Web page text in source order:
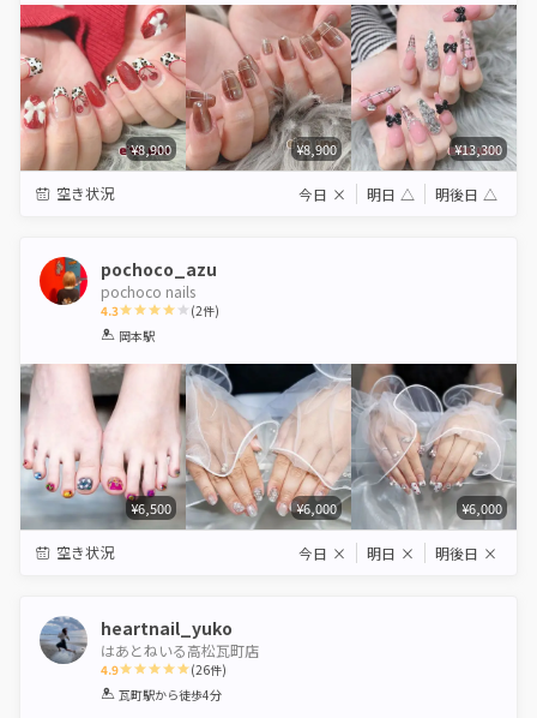
¥8,900 ¥8,900 ¥13,300
空き状況 今日 × 明日 △ 明後日 △
pochoco_azu
pochoco nails
4.3
1 2 3
(2件)
岡本駅
¥6,500 ¥6,000 ¥6,000
空き状況 今日 × 明日 × 明後日 ×
heartnail_yuko
はあとねいる高松瓦町店
4.9
1 2 3 4 5
(26件)
瓦町駅から徒歩4分